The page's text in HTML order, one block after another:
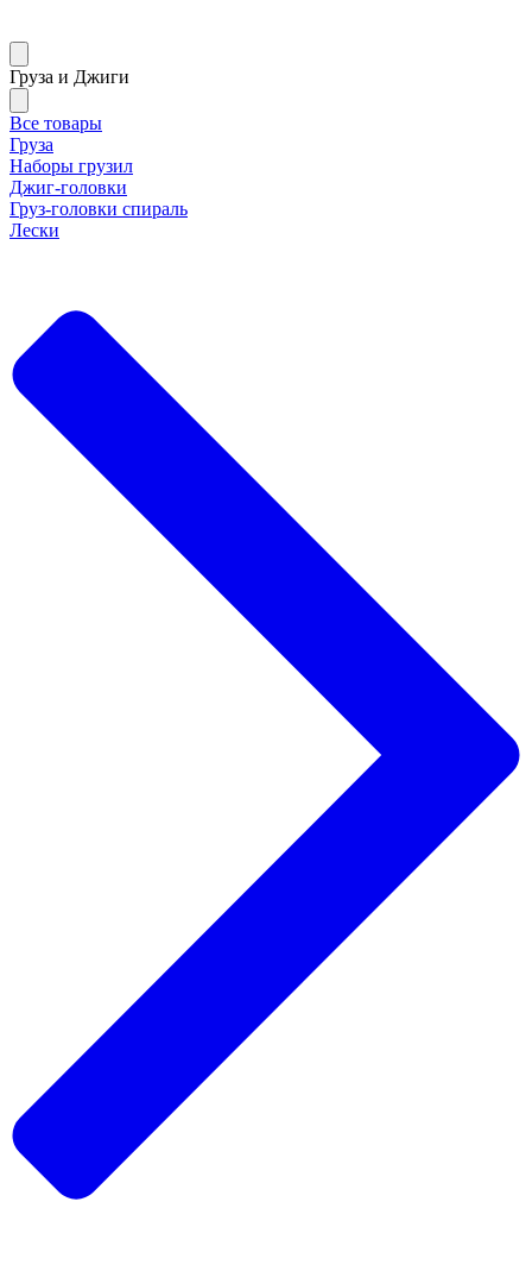
Груза и Джиги
Все товары
Груза
Наборы грузил
Джиг-головки
Груз-головки спираль
Лески